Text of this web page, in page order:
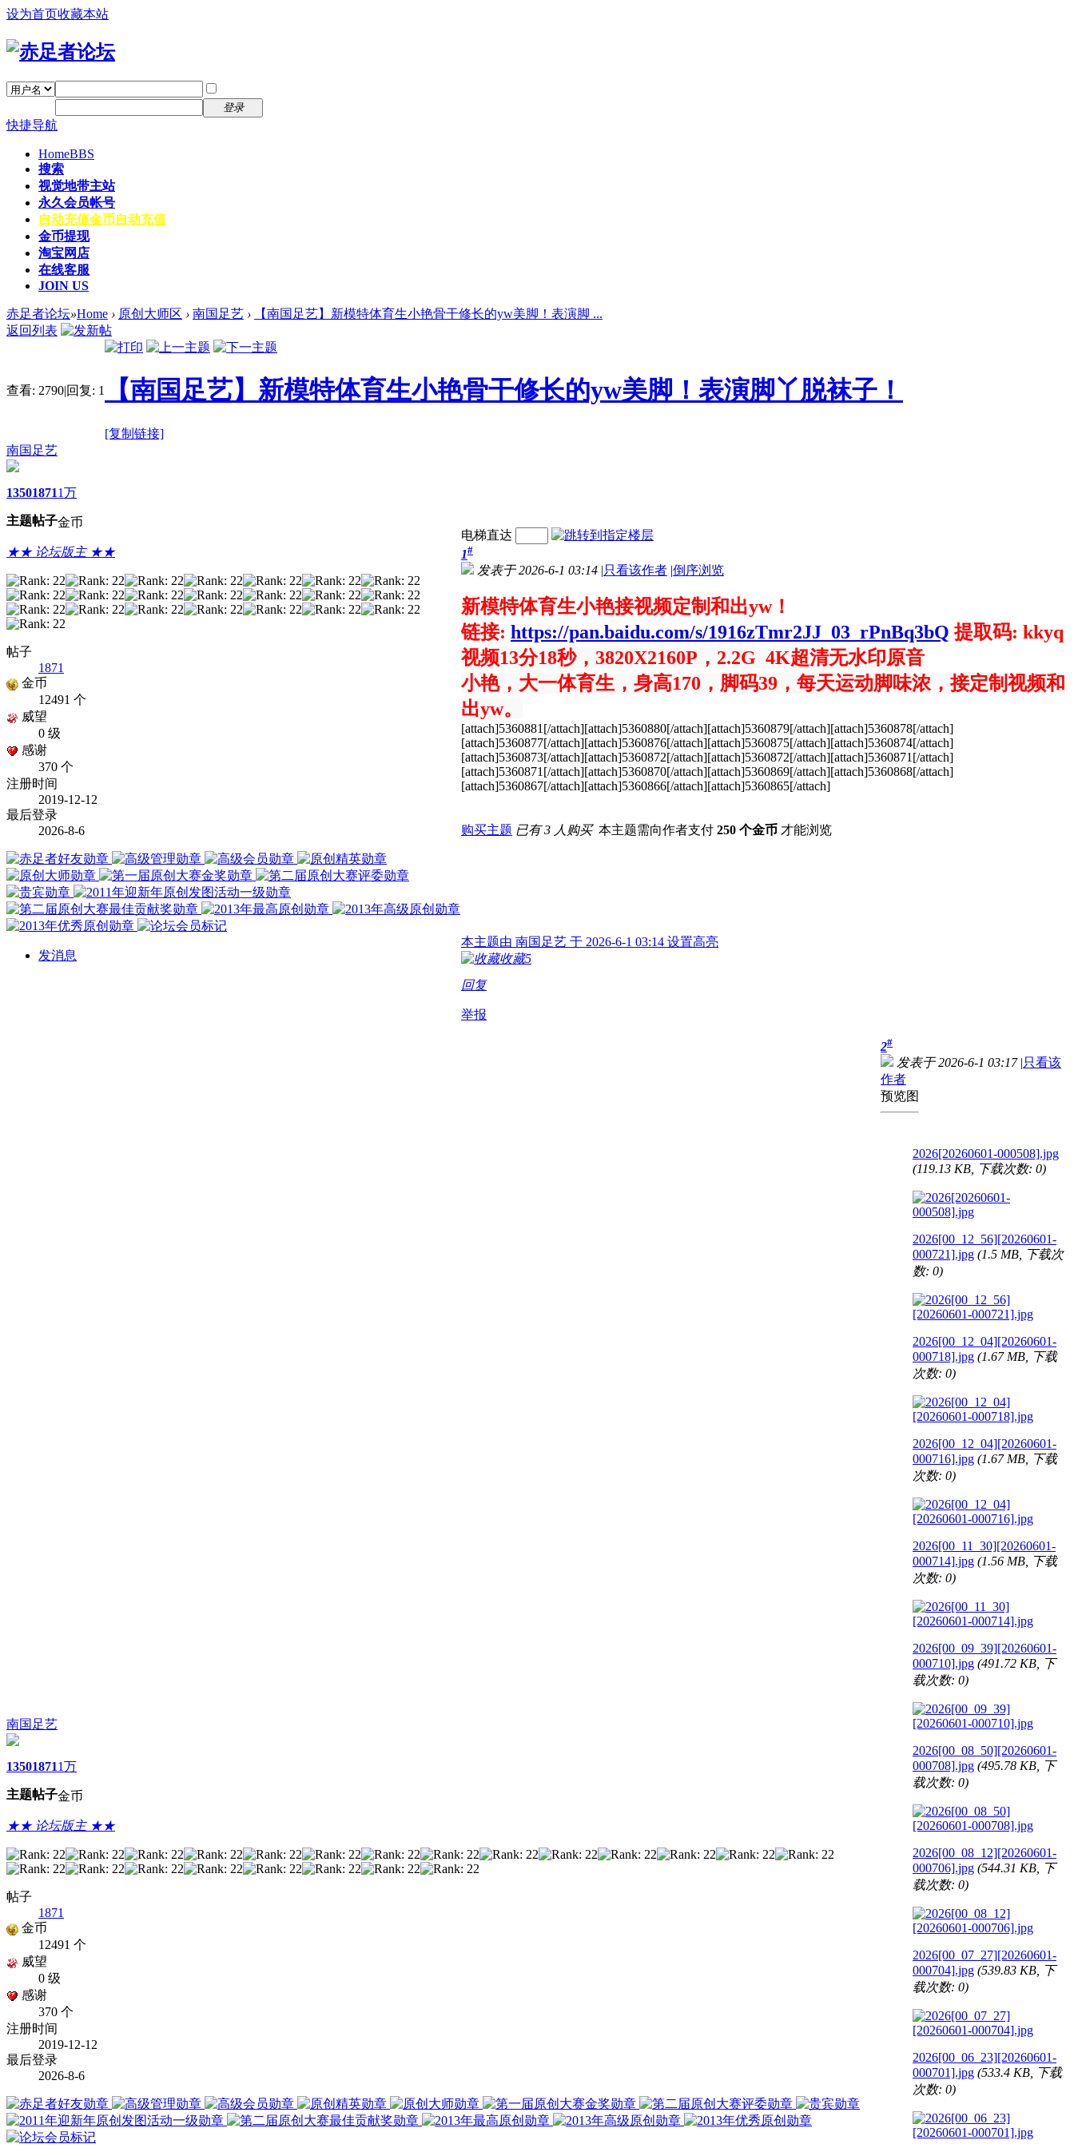
设为首页收藏本站
登录
快捷导航
HomeBBS
搜索
视觉地带主站
永久会员帐号
自动充值金币自动充值
金币提现
淘宝网店
在线客服
JOIN US
赤足者论坛»Home › 原创大师区 › 南国足艺 ›
【南国足艺】新模特体育生小艳骨干修长的yw美脚！表演脚 ...
返回列表
查看: 2790|回复: 1 【南国足艺】新模特体育生小艳骨干修长的yw美脚！表演脚丫脱袜子！
[复制链接]
南国足艺
1350
主题
1871
帖子
1万
金币
★★ 论坛版主 ★★
帖子
1871
金币
12491 个
威望
0 级
感谢
370 个
注册时间
2019-12-12
最后登录
2026-8-6
发消息
电梯直达
1#
发表于 2026-6-1 03:14 |只看该作者 |倒序浏览
新模特体育生小艳接视频定制和出yw！
链接: https://pan.baidu.com/s/1916zTmr2JJ_03_rPnBq3bQ 提取码: kkyq
视频13分18秒，3820X2160P，2.2G 4K超清无水印原音
小艳，大一体育生，身高170，脚码39，每天运动脚味浓，接定制视频和
出yw。
[attach]5360881[/attach][attach]5360880[/attach][attach]5360879[/attach][attach]5360878[/attach]
[attach]5360877[/attach][attach]5360876[/attach][attach]5360875[/attach][attach]5360874[/attach]
[attach]5360873[/attach][attach]5360872[/attach][attach]5360872[/attach][attach]5360871[/attach]
[attach]5360871[/attach][attach]5360870[/attach][attach]5360869[/attach][attach]5360868[/attach]
[attach]5360867[/attach][attach]5360866[/attach][attach]5360865[/attach]
购买主题 已有 3 人购买 本主题需向作者支付 250 个金币 才能浏览
本主题由 南国足艺 于 2026-6-1 03:14 设置高亮
收藏5
回复
举报
南国足艺
1350
主题
1871
帖子
1万
金币
★★ 论坛版主 ★★
帖子
1871
金币
12491 个
威望
0 级
感谢
370 个
注册时间
2019-12-12
最后登录
2026-8-6
2#
发表于 2026-6-1 03:17 |只看该
作者
预览图
2026[20260601-000508].jpg
(119.13 KB, 下载次数: 0)
2026[00_12_56][20260601-
000721].jpg (1.5 MB, 下载次
数: 0)
2026[00_12_04][20260601-
000718].jpg (1.67 MB, 下载
次数: 0)
2026[00_12_04][20260601-
000716].jpg (1.67 MB, 下载
次数: 0)
2026[00_11_30][20260601-
000714].jpg (1.56 MB, 下载
次数: 0)
2026[00_09_39][20260601-
000710].jpg (491.72 KB, 下
载次数: 0)
2026[00_08_50][20260601-
000708].jpg (495.78 KB, 下
载次数: 0)
2026[00_08_12][20260601-
000706].jpg (544.31 KB, 下
载次数: 0)
2026[00_07_27][20260601-
000704].jpg (539.83 KB, 下
载次数: 0)
2026[00_06_23][20260601-
000701].jpg (533.4 KB, 下载
次数: 0)